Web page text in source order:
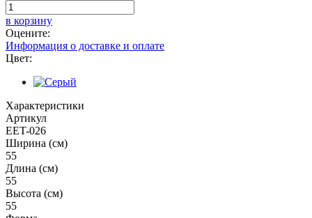
в корзину
Оцените:
Информация о доставке и оплате
Цвет:
Характеристики
Артикул
EET-026
Ширина (см)
55
Длина (см)
55
Высота (см)
55